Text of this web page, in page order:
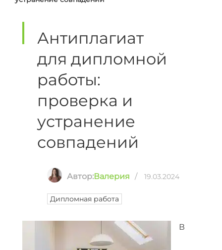
Антиплагиат
для дипломной
работы:
проверка и
устранение
совпадений
Автор:Валерия / 19.03.2024
Дипломная работа
В